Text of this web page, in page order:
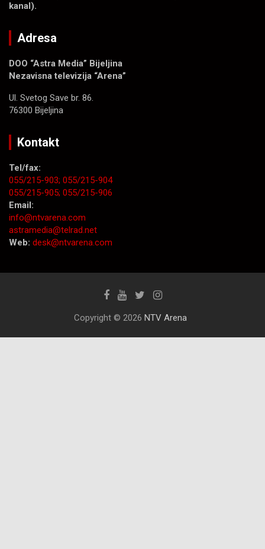
kanal).
Adresa
DOO “Astra Media” Bijeljina
Nezavisna televizija “Arena”
Ul. Svetog Save br. 86.
76300 Bijeljina
Kontakt
Tel/fax:
055/215-903; 055/215-904
055/215-905; 055/215-906
Email:
info@ntvarena.com
astramedia@telrad.net
Web: desk@ntvarena.com
Copyright © 2026 NTV Arena